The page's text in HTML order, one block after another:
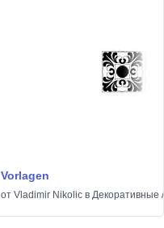
Vorlagen
от Vladimir Nikolic в Декоративные